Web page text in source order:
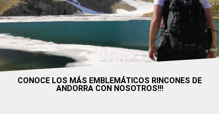
CONOCE LOS MÁS EMBLEMÁTICOS RINCONES DE
ANDORRA CON NOSOTROS!!!